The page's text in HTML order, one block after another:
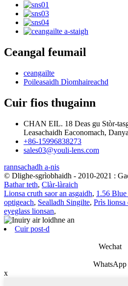
Ceangal feumail
ceangailte
Poileasaidh Dìomhaireachd
Cuir fios thugainn
CHAN EIL. 18 Deas gu Stòr-
Leasachaidh Eaconomach,
+86-15996838273
sales03@youli-lens.com
rannsachadh a-nis
© Dlighe-sgrìobhaidh - 2010-2021 :
Bathar teth, Clàr-làraich
Lionsa cruth saor an asgaidh, 1.56
optigeach, Sealladh Singilte, Prìs
eyeglass lionsan,
Cuir post-d
Wechat
WhatsApp
x